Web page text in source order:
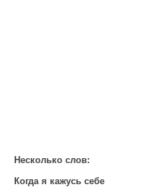
Несколько слов:
Когда я кажусь себе